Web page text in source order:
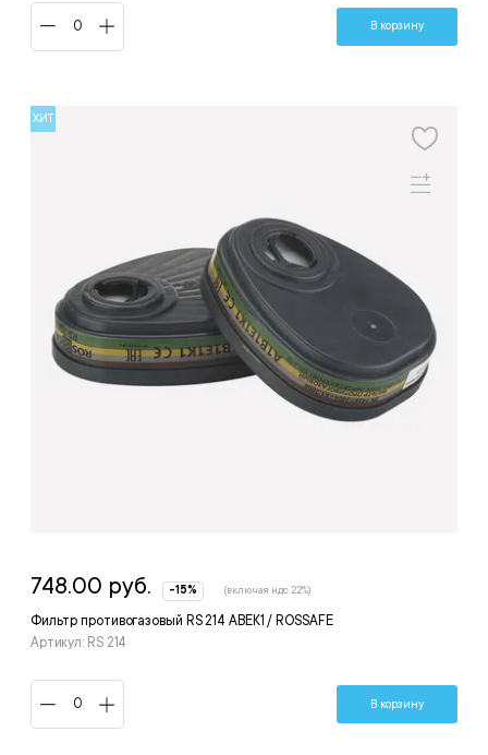
В корзину
ХИТ
Фильтр противогазовый RS 214 ABEK1 / ROSSAFE
Артикул: RS 214
748.00 руб. -15% (включая ндс 22%)
В корзину